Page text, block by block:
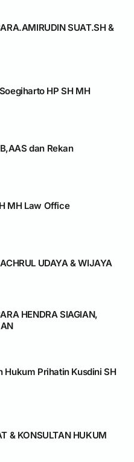
SUAT.SH &
HP SH MH
dan Rekan
MH Law Office
UDAYA & WIJAYA
HENDRA SIAGIAN,
Hukum Prihatin Kusdini SH
& KONSULTAN HUKUM